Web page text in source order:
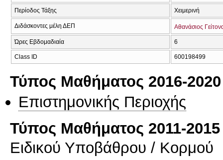
Περίοδος Τάξης Χειμερινή
Διδάσκοντες μέλη ΔΕΠ Αθανάσιος
Ώρες Εβδομαδιαία 6
Class ID 600198499
Τύπος Μαθήματος 2016-2020
Επιστημονικής Περιοχής
Τύπος Μαθήματος 2011-2015
Ειδικού Υποβάθρου / Κορμού